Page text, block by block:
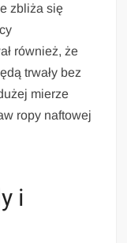
zbliża się
również, że
trwały bez
mierze
ropy naftowej
i